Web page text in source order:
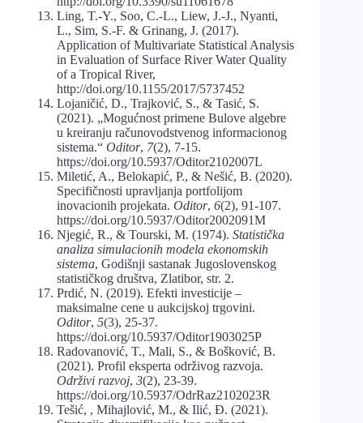
Ling, T.-Y., Soo, C.-L., Liew, J.-J., Nyanti,
L., Sim, S.-F. & Grinang, J. (2017).
Application of Multivariate Statistical Analysis
in Evaluation of Surface River Water Quality
of a Tropical River,
http://doi.org/10.1155/2017/5737452
Lojaničić, D., Trajković, S., & Tasić, S.
(2021). „Mogućnost primene Bulove algebre
u kreiranju računovodstvenog informacionog
sistema.“ Oditor, 7(2), 7-15.
https://doi.org/10.5937/Oditor2102007L
Miletić, A., Belokapić, P., & Nešić, B. (2020).
Specifičnosti upravljanja portfolijom
inovacionih projekata. Oditor, 6(2), 91-107.
https://doi.org/10.5937/Oditor2002091M
Njegić, R., & Tourski, M. (1974). Statistička
analiza simulacionih modela ekonomskih
sistema, Godišnji sastanak Jugoslovenskog
statističkog društva, Zlatibor, str. 2.
Prdić, N. (2019). Efekti investicije –
maksimalne cene u aukcijskoj trgovini.
Oditor, 5(3), 25-37.
https://doi.org/10.5937/Oditor1903025P
Radovanović, T., Mali, S., & Bošković, B.
(2021). Profil eksperta održivog razvoja.
Održivi razvoj, 3(2), 23-39.
https://doi.org/10.5937/OdrRaz2102023R
Tešić, , Mihajlović, M., & Ilić, Đ. (2021).